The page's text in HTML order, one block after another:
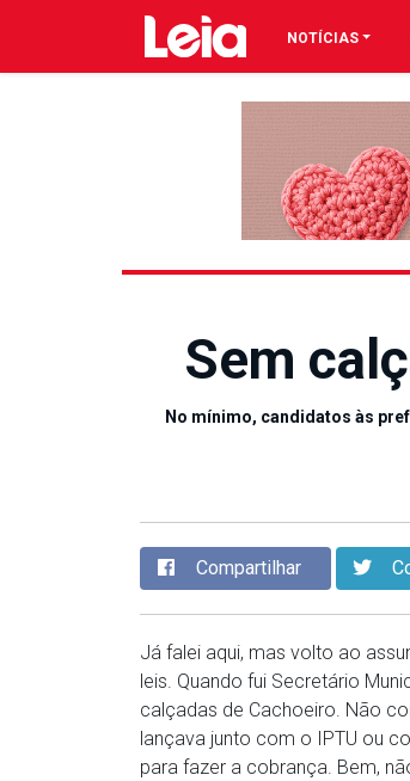
NOTÍCIAS
Sem
No mínimo, candidatos às
Compartilhar
Já falei aqui, mas volto ao
leis. Quando fui Secretário
calçadas de Cachoeiro. Não
lançava junto com o IPTU ou
para fazer a cobrança. Bem,